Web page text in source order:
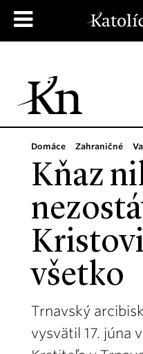
Domáce Zahraničné
Kňaz
všetko
Trnavský
vysvätil 17. júna